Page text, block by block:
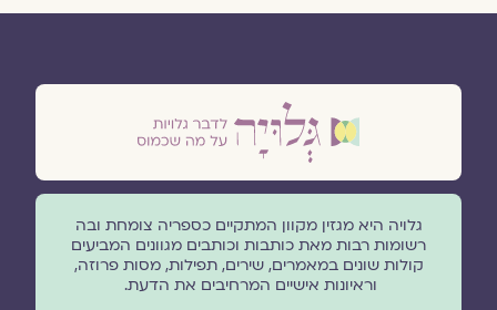
גלויה היא מגזין מקוון המתקיים כספריה צומחת ובה
רשומות רבות מאת כותבות וכותבים מגוונים המביעים
קולות שונים במאמרים, שירים, תפילות, מסות פרוזה,
וראיונות אישיים המרחיבים את הדעת.